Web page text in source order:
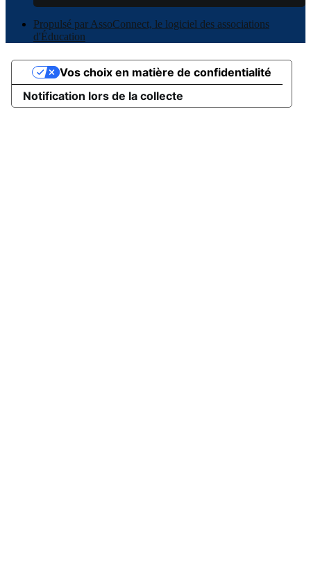
Propulsé par AssoConnect, le logiciel des associations
d'Éducation
Notification lors de la collecte
Vos choix en matière de confidentialité